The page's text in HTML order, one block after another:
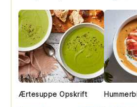
Ærtesuppe Opskrift